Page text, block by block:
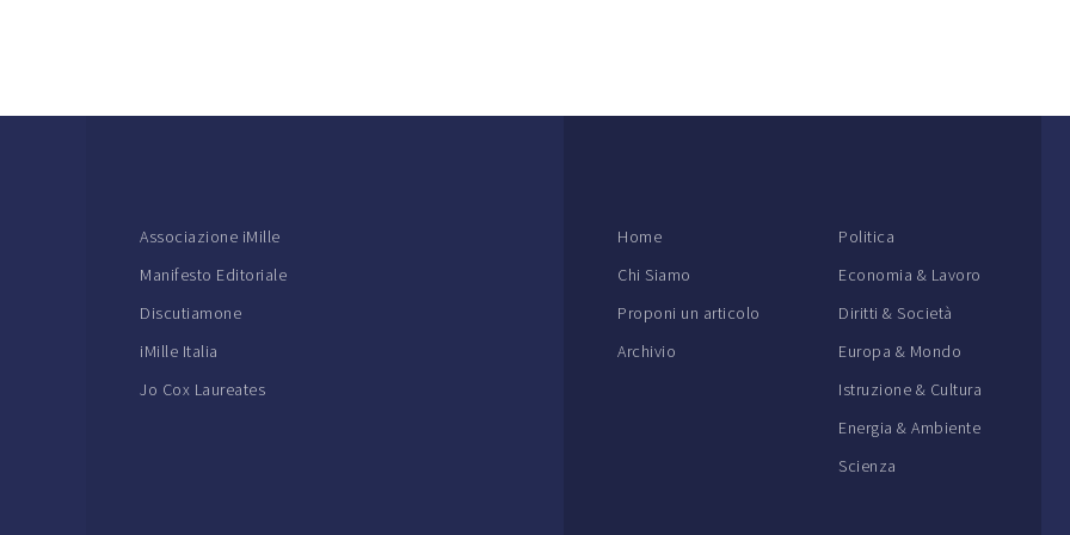
Associazione iMille
Manifesto Editoriale
Discutiamone
iMille Italia
Jo Cox Laureates
Home
Chi Siamo
Proponi un articolo
Archivio
Politica
Economia & Lavoro
Diritti & Società
Europa & Mondo
Istruzione & Cultura
Energia & Ambiente
Scienza